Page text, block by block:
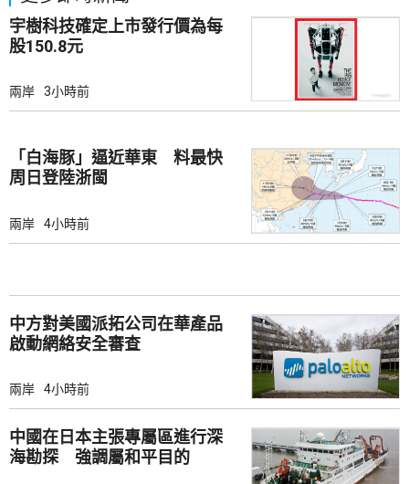
宇樹科技確定上市發行價為每
股150.8元
兩岸 3小時前
「白海豚」逼近華東 料最快
周日登陸浙閩
兩岸 4小時前
中方對美國派拓公司在華產品
啟動網絡安全審查
兩岸 4小時前
中國在日本主張專屬區進行深
海勘探 強調屬和平目的